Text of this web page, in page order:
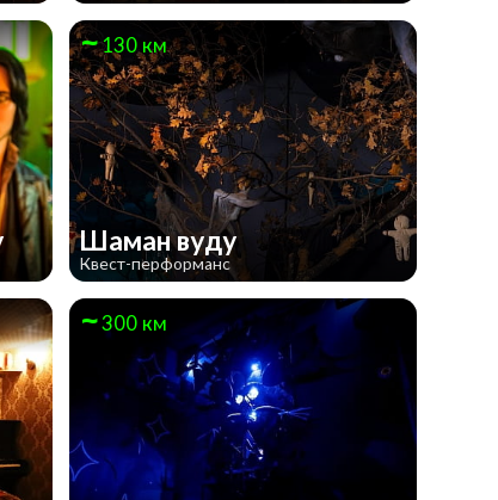
130 км
Шаман вуду
Квест-перформанс
300 км